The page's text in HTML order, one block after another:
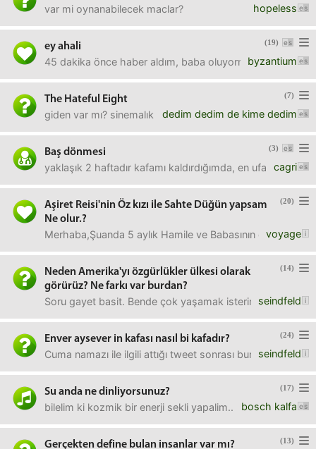
hopeless
var mi oynanabilecek maclar?
(19)
ey ahali
byzantium
45 dakika önce haber aldım, baba oluyormuşum. sizinle
(7)
The Hateful Eight
dedim dedim de kime dedim
giden var mı? sinemalık mı? laptopluk mu? bu ara çok
(3)
Baş dönmesi
cagri
yaklaşık 2 haftadır kafamı kaldırdığımda, en ufak bir
(20)
Aşiret Reisi'nin Öz kızı ile Sahte Düğün yapsam
Ne olur.?
voyage
Merhaba,Şuanda 5 aylık Hamile ve Babasının
(14)
Neden Amerika'yı özgürlükler ülkesi olarak
görürüz? Ne farkı var burdan?
seindfeld
Soru gayet basit. Bende çok yaşamak isterim orada hele
(24)
Enver aysever in kafası nasıl bi kafadır?
seindfeld
Cuma namazı ile ilgili attığı tweet sonrası bunu sormak
(17)
Su anda ne dinliyorsunuz?
bosch kalfa
bilelim ki kozmik bir enerji sekli yapalim... :)
(13)
Gerçekten define bulan insanlar var mı?